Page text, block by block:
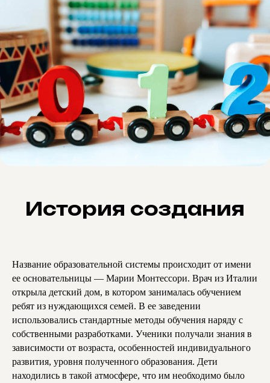
История создания
Название образовательной системы происходит от имени
ее основательницы — Марии Монтессори. Врач из Италии
открыла детский дом, в котором занималась обучением
ребят из нуждающихся семей. В ее заведении
использовались стандартные методы обучения наряду с
собственными разработками. Ученики получали знания в
зависимости от возраста, особенностей индивидуального
развития, уровня полученного образования. Дети
находились в такой атмосфере, что им необходимо было